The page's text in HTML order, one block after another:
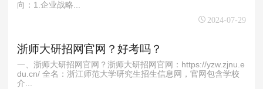
向：1.企业战略...
2024-07-29
浙师大研招网官网？好考吗？
一、浙师大研招网官网？浙师大研招网官网：https://yzw.zjnu.e
du.cn/ 全名：浙江师范大学研究生招生信息网，官网包含学校
介...